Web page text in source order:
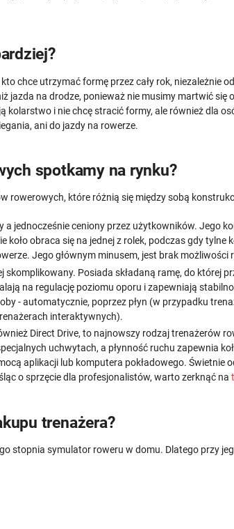
chce utrzymać formę przez cały rok, niezależnie
jazda na drodze, ponieważ nie musimy martwić się
kolarstwo i nie chcę stracić formy, ale również dla
ani do jazdy na rowerze.
spotkamy na rynku?
rowerowych, które różnią się między sobą
jednocześnie ceniony przez użytkowników. Jego
koło obraca się na jednej z rolek, podczas gdy
Jego głównym minusem, jest brak możliwości
Posiada składaną ramę, do której
na regulację poziomu oporu i zapewniają
- automatycznie, poprzez płyn (w przypadku
interaktywnych).
Direct Drive, to najnowszy rodzaj trenażerów
uchwytach, a płynność ruchu zapewnia
aplikacji lub komputera pokładowego.
o sprzęcie dla profesjonalistów, warto zerknąć na
trenażera?
stopnia symulator roweru w domu. Dlatego przy